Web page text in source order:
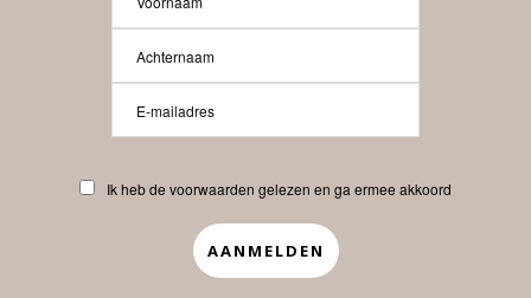
Beauty-Pro.nl
Abonneren Contact
APP
Ik heb de voorwaarden gelezen en ga ermee akkoord